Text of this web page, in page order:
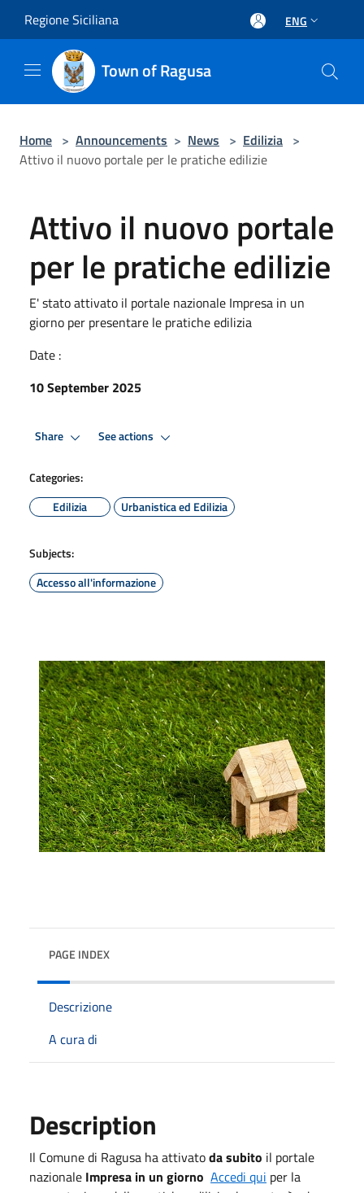
Regione Siciliana ENG
Town of Ragusa
Home > Announcements > News > Edilizia >
Attivo il nuovo portale per le pratiche edilizie
Attivo il nuovo portale
per le pratiche edilizie
E' stato attivato il portale nazionale Impresa in un
giorno per presentare le pratiche edilizia
Date :
10 September 2025
Share See actions
Categories:
Edilizia
Urbanistica ed Edilizia
Subjects:
Accesso all'informazione
PAGE INDEX
Descrizione
A cura di
Description
Il Comune di Ragusa ha attivatoda subito il portale
nazionale Impresa in un giorno Accedi qui per la